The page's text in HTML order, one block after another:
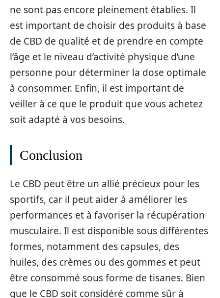
ne sont pas encore pleinement établies. Il
est important de choisir des produits à base
de CBD de qualité et de prendre en compte
l’âge et le niveau d’activité physique d’une
personne pour déterminer la dose optimale
à consommer. Enfin, il est important de
veiller à ce que le produit que vous achetez
soit adapté à vos besoins.
Conclusion
Le CBD peut être un allié précieux pour les
sportifs, car il peut aider à améliorer les
performances et à favoriser la récupération
musculaire. Il est disponible sous différentes
formes, notamment des capsules, des
huiles, des crèmes ou des gommes et peut
être consommé sous forme de tisanes. Bien
que le CBD soit considéré comme sûr à